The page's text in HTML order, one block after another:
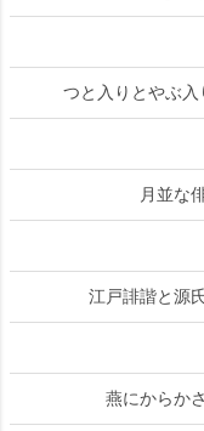
つと入りとやぶ
月並な
江戸誹諧と源
燕にからか